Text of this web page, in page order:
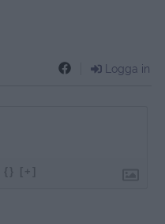
Logga in
{} [+]